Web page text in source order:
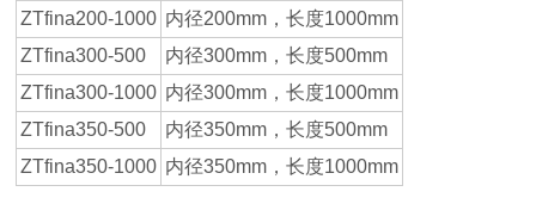
ZTfina200-1000 内径200mm，长度1000mm
ZTfina300-500
内径300mm，长度500mm
ZTfina300-1000 内径300mm，长度1000mm
ZTfina350-500
内径350mm，长度500mm
ZTfina350-1000 内径350mm，长度1000mm